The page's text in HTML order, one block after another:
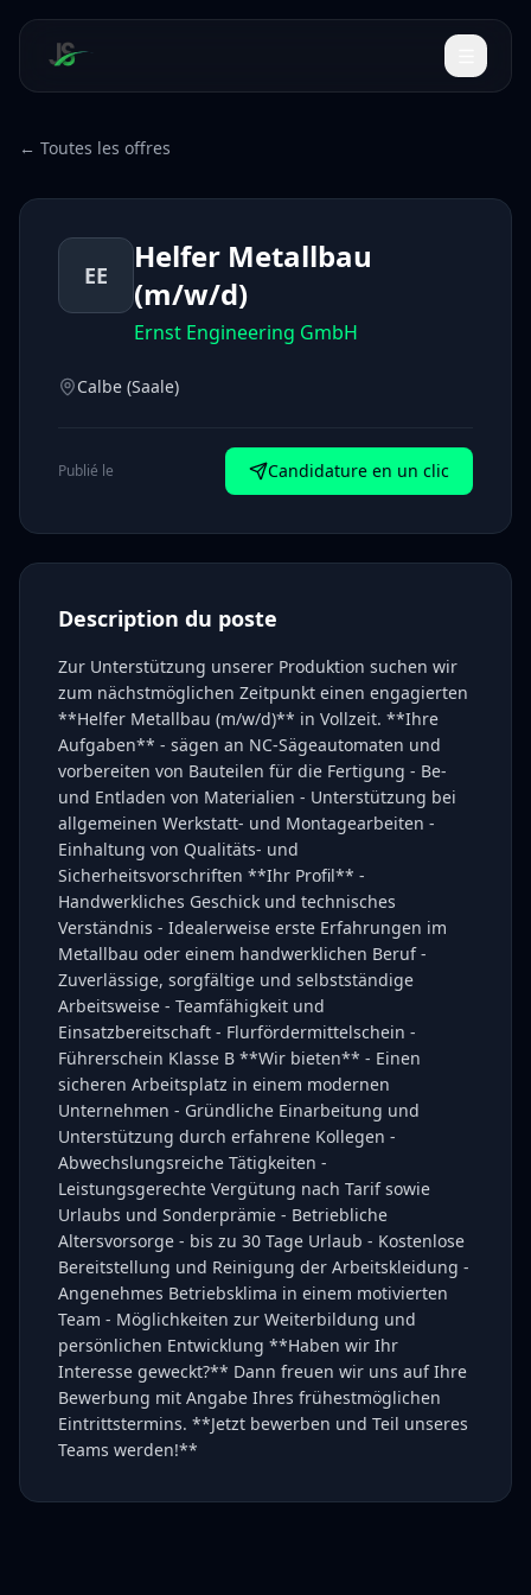
← Toutes les offres
EE
Helfer Metallbau
(m/w/d)
Ernst Engineering GmbH
Calbe (Saale)
Publié le Candidature en un clic
Description du poste
Zur Unterstützung unserer Produktion suchen wir
zum nächstmöglichen Zeitpunkt einen engagierten
**Helfer Metallbau (m/w/d)** in Vollzeit. **Ihre
Aufgaben** - sägen an NC-Sägeautomaten und
vorbereiten von Bauteilen für die Fertigung - Be-
und Entladen von Materialien - Unterstützung bei
allgemeinen Werkstatt- und Montagearbeiten -
Einhaltung von Qualitäts- und
Sicherheitsvorschriften **Ihr Profil** -
Handwerkliches Geschick und technisches
Verständnis - Idealerweise erste Erfahrungen im
Metallbau oder einem handwerklichen Beruf -
Zuverlässige, sorgfältige und selbstständige
Arbeitsweise - Teamfähigkeit und
Einsatzbereitschaft - Flurfördermittelschein -
Führerschein Klasse B **Wir bieten** - Einen
sicheren Arbeitsplatz in einem modernen
Unternehmen - Gründliche Einarbeitung und
Unterstützung durch erfahrene Kollegen -
Abwechslungsreiche Tätigkeiten -
Leistungsgerechte Vergütung nach Tarif sowie
Urlaubs und Sonderprämie - Betriebliche
Altersvorsorge - bis zu 30 Tage Urlaub - Kostenlose
Bereitstellung und Reinigung der Arbeitskleidung -
Angenehmes Betriebsklima in einem motivierten
Team - Möglichkeiten zur Weiterbildung und
persönlichen Entwicklung **Haben wir Ihr
Interesse geweckt?** Dann freuen wir uns auf Ihre
Bewerbung mit Angabe Ihres frühestmöglichen
Eintrittstermins. **Jetzt bewerben und Teil unseres
Teams werden!**